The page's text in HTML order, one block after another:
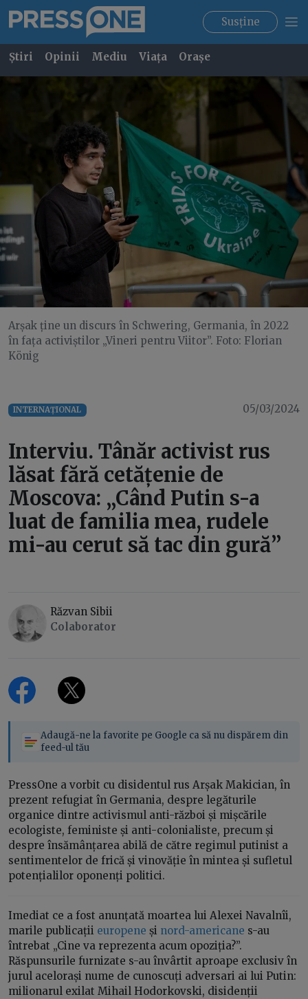
Susține
Știri Opinii Mediu Viața Orașe
Arșak ține un discurs în Schwering, Germania, în 2022
în fața activiștilor „Vineri pentru Viitor”. Foto: Florian
König
INTERNAȚIONAL 05/03/2024
Interviu. Tânăr activist rus
lăsat fără cetățenie de
Moscova: „Când Putin s-a
luat de familia mea, rudele
mi-au cerut să tac din gură”
Răzvan Sibii
Colaborator
Adaugă-ne la favorite pe Google ca să nu dispărem din
feed-ul tău
PressOne a vorbit cu disidentul rus Arșak Makician, în
prezent refugiat în Germania, despre legăturile
organice dintre activismul anti-război și mișcările
ecologiste, feministe și anti-colonialiste, precum și
despre însămânțarea abilă de către regimul putinist a
sentimentelor de frică și vinovăție în mintea și sufletul
potențialilor oponenți politici.
Imediat ce a fost anunțată moartea lui Alexei Navalnîi,
marile publicații europene și nord-americane s-au
întrebat „Cine va reprezenta acum opoziția?”.
Răspunsurile furnizate s-au învârtit aproape exclusiv în
jurul acelorași nume de cunoscuți adversari ai lui Putin:
milionarul exilat Mihail Hodorkovski, disidenții